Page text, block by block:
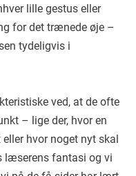
lille gestus eller
for det trænede øje –
tydeligvis i
ved, at de ofte
– lige der, hvor en
hvor noget nyt skal
læserens fantasi og vi